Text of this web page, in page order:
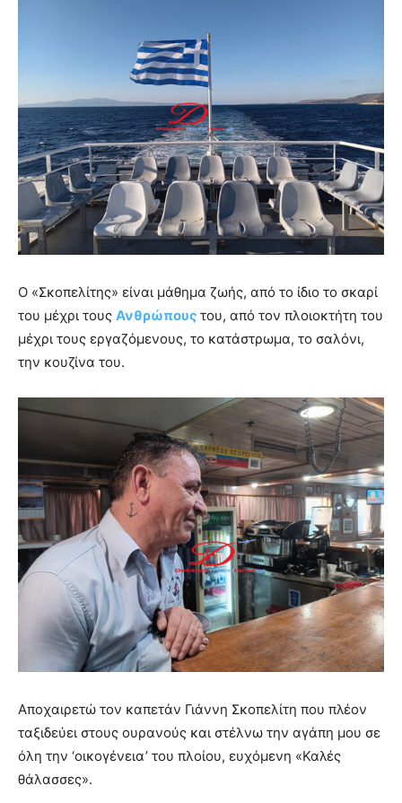
Ο «Σκοπελίτης» είναι μάθημα ζωής, από το ίδιο το σκαρί
του μέχρι τους Ανθρώπους του, από τον πλοιοκτήτη του
μέχρι τους εργαζόμενους, το κατάστρωμα, το σαλόνι,
την κουζίνα του.
Αποχαιρετώ τον καπετάν Γιάννη Σκοπελίτη που πλέον
ταξιδεύει στους ουρανούς και στέλνω την αγάπη μου σε
όλη την ‘οικογένεια’ του πλοίου, ευχόμενη «Καλές
θάλασσες».